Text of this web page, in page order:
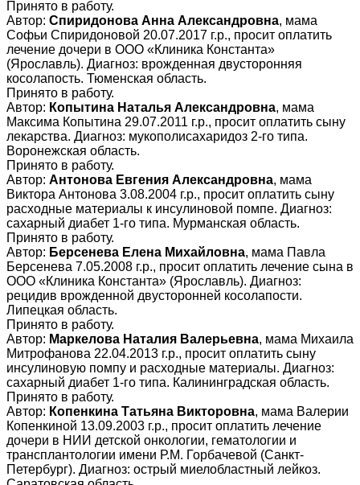
Принято в работу.
Автор: Спиридонова Анна Александровна, мама
Софьи Спиридоновой 20.07.2017 г.р., просит оплатить
лечение дочери в ООО «Клиника Константа»
(Ярославль). Диагноз: врожденная двусторонняя
косолапость. Тюменская область.
Принято в работу.
Автор: Копытина Наталья Александровна, мама
Максима Копытина 29.07.2011 г.р., просит оплатить сыну
лекарства. Диагноз: мукополисахаридоз 2-го типа.
Воронежская область.
Принято в работу.
Автор: Антонова Евгения Александровна, мама
Виктора Антонова 3.08.2004 г.р., просит оплатить сыну
расходные материалы к инсулиновой помпе. Диагноз:
сахарный диабет 1-го типа. Мурманская область.
Принято в работу.
Автор: Берсенева Елена Михайловна, мама Павла
Берсенева 7.05.2008 г.р., просит оплатить лечение сына в
ООО «Клиника Константа» (Ярославль). Диагноз:
рецидив врожденной двусторонней косолапости.
Липецкая область.
Принято в работу.
Автор: Маркелова Наталия Валерьевна, мама Михаила
Митрофанова 22.04.2013 г.р., просит оплатить сыну
инсулиновую помпу и расходные материалы. Диагноз:
сахарный диабет 1-го типа. Калининградская область.
Принято в работу.
Автор: Копенкина Татьяна Викторовна, мама Валерии
Копенкиной 13.09.2003 г.р., просит оплатить лечение
дочери в НИИ детской онкологии, гематологии и
трансплантологии имени Р.М. Горбачевой (Санкт-
Петербург). Диагноз: острый миелобластный лейкоз.